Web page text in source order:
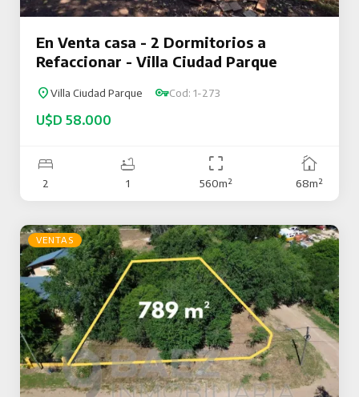
En Venta casa - 2 Dormitorios a
Refaccionar - Villa Ciudad Parque
Villa Ciudad Parque Cod: 1-273
U$D 58.000
2 1 560m² 68m²
VENTAS